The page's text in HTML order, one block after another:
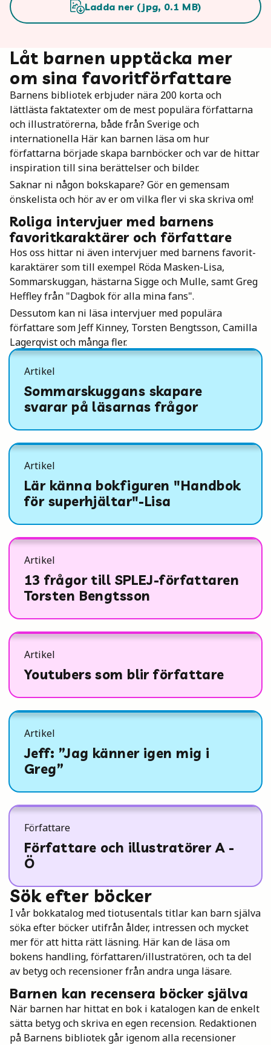
Ladda ner ( jpg, 0.1 MB)
Låt barnen upptäcka mer
om sina favoritförfattare
Barnens bibliotek erbjuder nära 200 korta och
lättlästa faktatexter om de mest populära författarna
och illustratörerna, både från Sverige och
internationella Här kan barnen läsa om hur
författarna började skapa barnböcker och var de hittar
inspiration till sina berättelser och bilder.
Saknar ni någon bokskapare? Gör en gemensam
önskelista och hör av er om vilka fler vi ska skriva om!
Roliga intervjuer med barnens
favoritkaraktärer och författare
Hos oss hittar ni även intervjuer med barnens favorit-
karaktärer som till exempel Röda Masken-Lisa,
Sommarskuggan, hästarna Sigge och Mulle, samt Greg
Heffley från "Dagbok för alla mina fans".
Dessutom kan ni läsa intervjuer med populära
författare som Jeff Kinney, Torsten Bengtsson, Camilla
Lagerqvist och många fler.
Sommarskuggans skapare
svarar på läsarnas frågor
Artikel
Lär känna bokfiguren "Handbok
för superhjältar"-Lisa
Artikel
13 frågor till SPLEJ-författaren
Torsten Bengtsson
Artikel
Youtubers som blir författare
Artikel
Jeff: ”Jag känner igen mig i
Greg”
Artikel
Författare och illustratörer A -
Ö
Författare
Sök efter böcker
I vår bokkatalog med tiotusentals titlar kan barn själva
söka efter böcker utifrån ålder, intressen och mycket
mer för att hitta rätt läsning. Här kan de läsa om
bokens handling, författaren/illustratören, och ta del
av betyg och recensioner från andra unga läsare.
Barnen kan recensera böcker själva
När barnen har hittat en bok i katalogen kan de enkelt
sätta betyg och skriva en egen recension. Redaktionen
på Barnens bibliotek går igenom alla recensioner